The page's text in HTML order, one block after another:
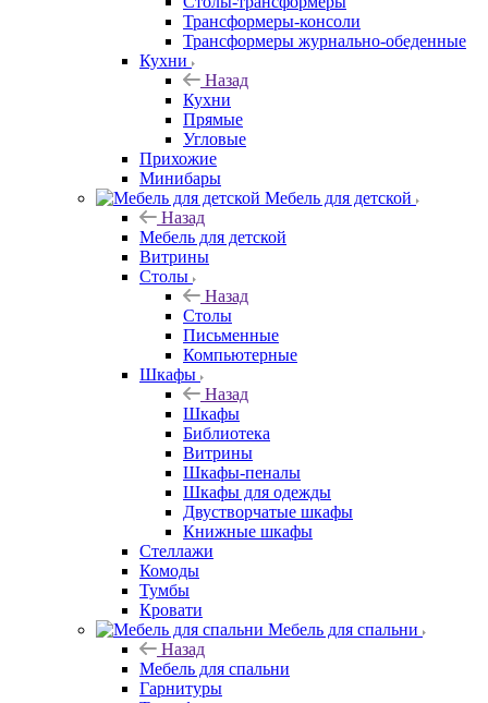
Трансформеры-консоли
Трансформеры журнально-обеденные
Кухни
Назад
Кухни
Прямые
Угловые
Прихожие
Минибары
Мебель для детской
Назад
Мебель для детской
Витрины
Столы
Назад
Столы
Письменные
Компьютерные
Шкафы
Назад
Шкафы
Библиотека
Витрины
Шкафы-пеналы
Шкафы для одежды
Двустворчатые шкафы
Книжные шкафы
Стеллажи
Комоды
Тумбы
Кровати
Мебель для спальни
Назад
Мебель для спальни
Гарнитуры